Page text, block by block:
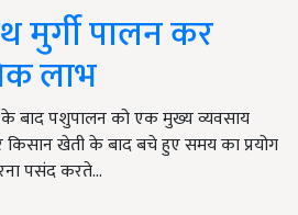
मुर्गी पालन कर
लाभ
बाद पशुपालन को एक मुख्य व्यवसाय
किसान खेती के बाद बचे हुए समय का प्रयोग
पसंद करते…